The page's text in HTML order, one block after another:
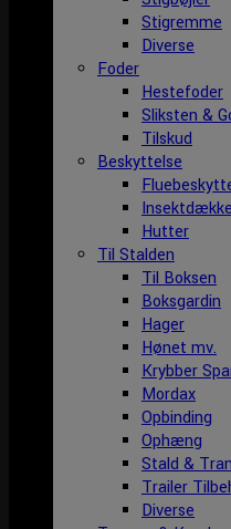
Stigremme
Diverse
Foder
Hestefoder
Sliksten &
Tilskud
Beskyttelse
Hutter
Til Stalden
Til Boksen
Boksgardin
Hager
Hønet mv.
Krybber
Mordax
Opbinding
Ophæng
Stald &
Trailer
Diverse